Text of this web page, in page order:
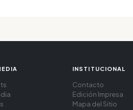
INSTITUCIONAL
Contacto
Edición Impresa
Mapa del Sitio